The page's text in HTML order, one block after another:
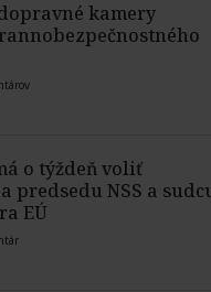
kamery
o týždeň voliť
predsedu NSS a
EÚ